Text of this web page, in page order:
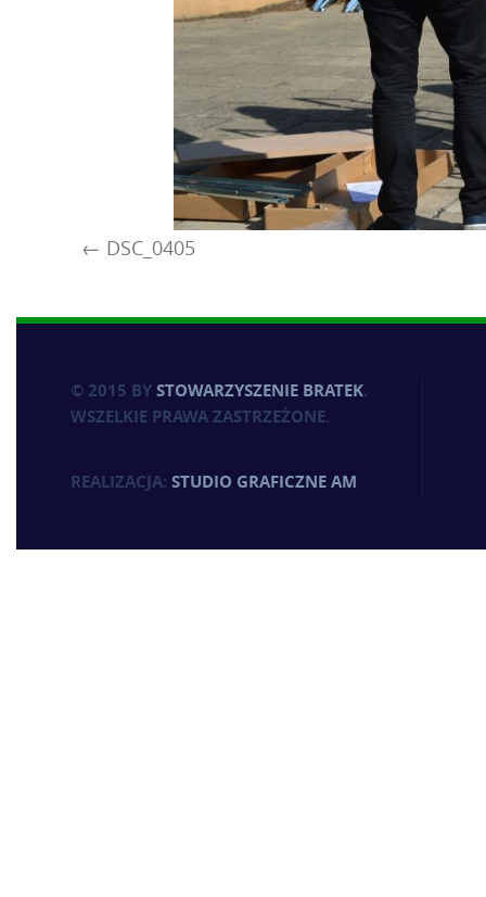
DSC_0405
© 2015 BYSTOWARZYSZENIE BRATEK.
WSZELKIE PRAWA ZASTRZEŻONE.
REALIZACJA: STUDIO GRAFICZNE AM